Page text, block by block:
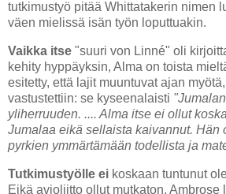
tutkimustyö pitää Whittatakerin nimen
väen mielissä isän työn loputtuakin.
Vaikka itse "suuri von Linné" oli
kehity hyppäyksin, Alma on toista
esitetty, että lajit muuntuvat ajan
vastustettiin: se kyseenalaisti
yliherruuden. .... Alma itse ei ollut
Jumalaa eikä sellaista kaivannut. Hän
pyrkien ymmärtämään todellista ja
Tutkimustyölle ei koskaan tuntunut
Eikä avioliitto ollut mutkaton. Ambrose